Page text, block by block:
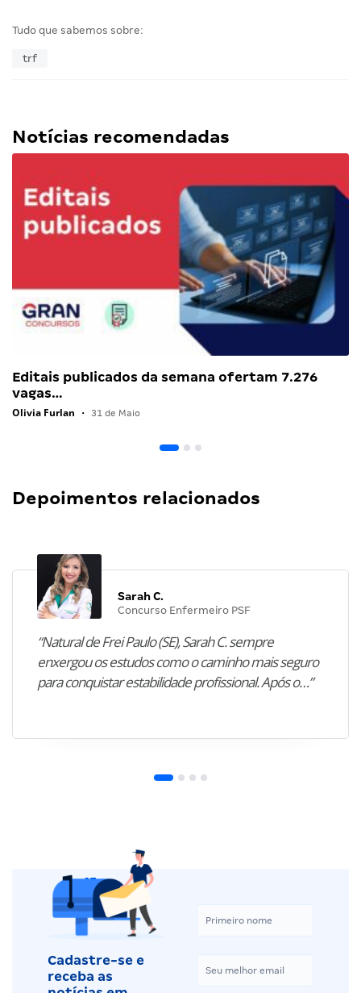
Tudo que sabemos sobre:
trf
Notícias recomendadas
Editais publicados da semana ofertam 7.276
vagas…
Olivia Furlan • 31 de Maio
Depoimentos relacionados
Sarah C.
Concurso Enfermeiro PSF
“Natural de Frei Paulo (SE), Sarah C. sempre
enxergou os estudos como o caminho mais seguro
para conquistar estabilidade profissional. Após o…”
Cadastre-se e
receba as